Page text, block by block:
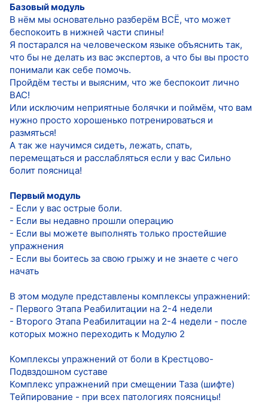
Базовый модуль
В нём мы основательно разберём ВСЁ, что может
беспокоить в нижней части спины!
Я постарался на человеческом языке объяснить так,
что бы не делать из вас экспертов, а что бы вы просто
понимали как себе помочь.
Пройдём тесты и выясним, что же беспокоит лично
ВАС!
Или исключим неприятные болячки и поймём, что вам
нужно просто хорошенько потренироваться и
размяться!
А так же научимся сидеть, лежать, спать,
перемещаться и расслабляться если у вас Сильно
болит поясница!
Первый модуль
- Если у вас острые боли.
- Если вы недавно прошли операцию
- Если вы можете выполнять только простейшие
упражнения
- Если вы боитесь за свою грыжу и не знаете с чего
начать
В этом модуле представлены комплексы упражнений:
- Первого Этапа Реабилитации на 2-4 недели
- Второго Этапа Реабилитации на 2-4 недели - после
которых можно переходить к Модулю 2
Комплексы упражнений от боли в Крестцово-
Подвздошном суставе
Комплекс упражнений при смещении Таза (шифте)
Тейпирование - при всех патологиях поясницы!